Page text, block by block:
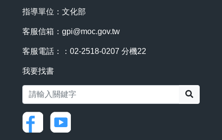
指導單位：文化部
客服信箱： gpi@moc.gov.tw
客服電話：：02-2518-0207 分機22
我要找書